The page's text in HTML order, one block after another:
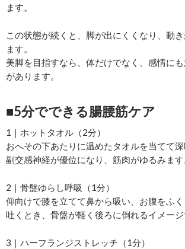
ます。
この状態が続くと、脚が出にくくなり、動
ます。
美脚を目指すなら、体だけでなく、感情に
があります。
■5分でできる腸腰筋ケア
1｜ホットタオル（2分）
おへその下あたりに温めたタオルを当てて深
副交感神経が優位になり、筋肉がゆるみます
2｜骨盤ゆらし呼吸（1分）
仰向けで膝を立てて鼻から吸い、お腹をふく
吐くとき、骨盤が軽く後ろに倒れるイメージ
3｜ハーフランジストレッチ（1分）